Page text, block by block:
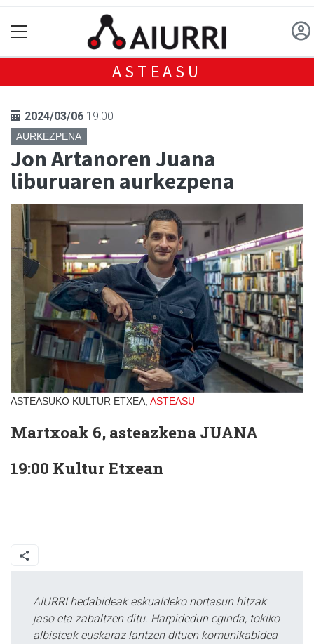
ASTEASU
2024/03/06 19:00
AURKEZPENA
Jon Artanoren Juana
liburuaren aurkezpena
ASTEASUKO KULTUR ETXEA, ASTEASU
Martxoak 6, asteazkena JUANA
19:00 Kultur Etxean
AIURRI hedabideak eskualdeko nortasun hitzak
jaso eta zabaltzen ditu. Harpidedun eginda, tokiko
albisteak euskaraz lantzen dituen komunikabidea